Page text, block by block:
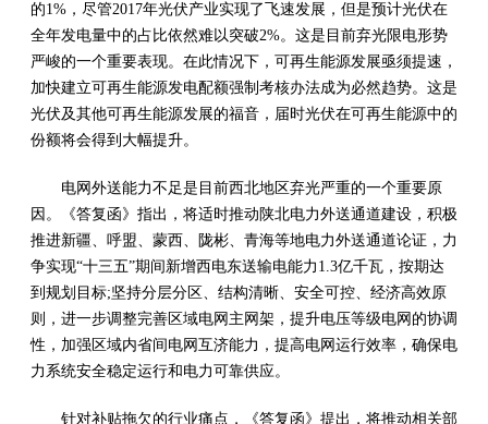
的1%，尽管2017年光伏产业实现了飞速发展，但是预计光伏在
全年发电量中的占比依然难以突破2%。这是目前弃光限电形势
严峻的一个重要表现。在此情况下，可再生能源发展亟须提速，
加快建立可再生能源发电配额强制考核办法成为必然趋势。这是
光伏及其他可再生能源发展的福音，届时光伏在可再生能源中的
份额将会得到大幅提升。
电网外送能力不足是目前西北地区弃光严重的一个重要原
因。《答复函》指出，将适时推动陕北电力外送通道建设，积极
推进新疆、呼盟、蒙西、陇彬、青海等地电力外送通道论证，力
争实现“十三五”期间新增西电东送输电能力1.3亿千瓦，按期达
到规划目标;坚持分层分区、结构清晰、安全可控、经济高效原
则，进一步调整完善区域电网主网架，提升电压等级电网的协调
性，加强区域内省间电网互济能力，提高电网运行效率，确保电
力系统安全稳定运行和电力可靠供应。
针对补贴拖欠的行业痛点，《答复函》提出，将推动相关部